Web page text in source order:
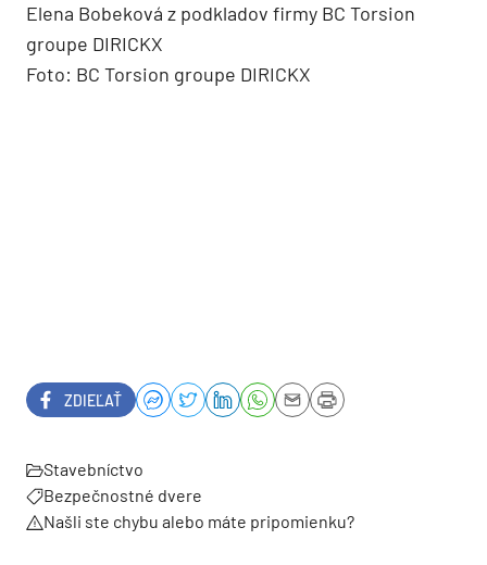
Elena Bobeková z podkladov firmy BC Torsion
groupe DIRICKX
Foto: BC Torsion groupe DIRICKX
ZDIEĽAŤ
Stavebníctvo
Bezpečnostné dvere
Našli ste chybu alebo máte pripomienku?